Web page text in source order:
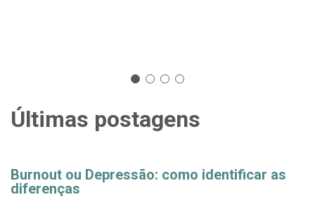
Últimas postagens
Burnout ou Depressão: como identificar as
diferenças